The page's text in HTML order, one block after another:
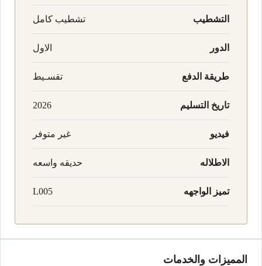
التشطيب تشطيب كامل
الدور الاول
طريقة الدفع تقسـيط
تاريخ التسليم 2026
فيديو غير متوفر
الاطلاله حديقه واسعه
تميز الواجهه L005
المميزات والخدمات